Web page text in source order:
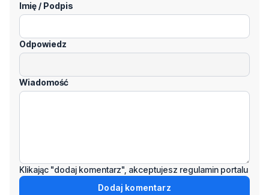
Imię / Podpis
Odpowiedz
Wiadomość
Klikając "dodaj komentarz", akceptujesz regulamin portalu
Dodaj komentarz